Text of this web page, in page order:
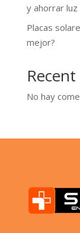
y ahorrar luz
Placas
mejor?
No hay